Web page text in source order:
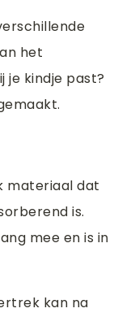
het
kindje past?
materiaal dat
is.
mee en is in
kan na